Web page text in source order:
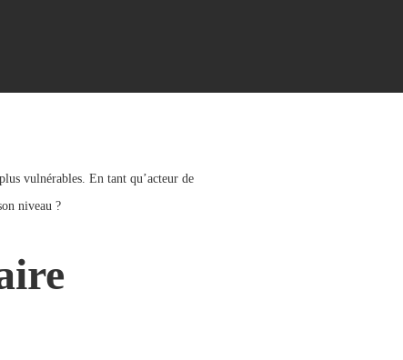
vulnérables. En tant qu’acteur de
niveau ?